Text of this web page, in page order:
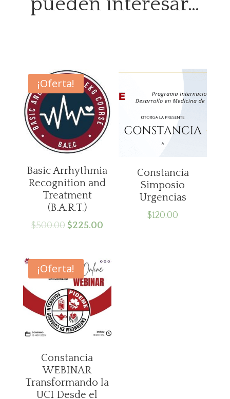
¡Oferta!
Basic Arrhythmia
Recognition and
Treatment
(B.A.R.T.)
$500.00 El
era:
$500.00.
$225.00El
es:
$225.00.
Constancia
Simposio
Urgencias
$120.00
¡Oferta!
Constancia
WEBINAR
Transformando la
UCI Desde el